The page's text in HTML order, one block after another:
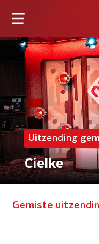
Uitzending
Cielke
Gemiste